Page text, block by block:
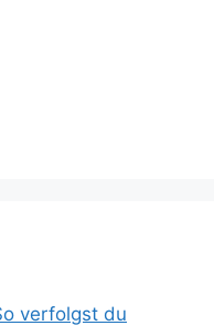
verfolgst du